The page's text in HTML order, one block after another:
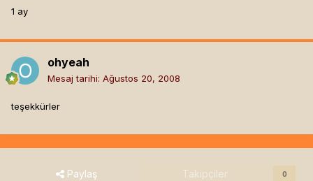
1 ay
ohyeah
Mesaj tarihi: Ağustos 20, 2008
teşekkürler
Paylaş Takipçiler 0